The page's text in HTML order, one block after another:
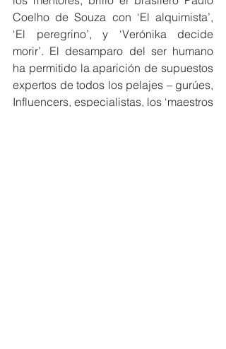
Coelho de Souza con ‘El alquimista’,
‘El peregrino’, y ‘Verónika decide
morir’. El desamparo del ser humano
ha permitido la aparición de supuestos
expertos de todos los pelajes – gurúes,
Influencers, especialistas, los ‘maestros